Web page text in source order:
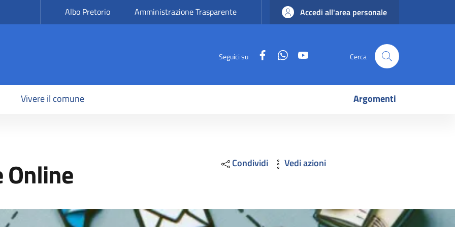
Albo Pretorio Amministrazione Trasparente Accedi all'area personale
Seguici su FacebookWhatsApp Cerca
Vivere il comune Argomenti
Online Condividi Vedi azioni